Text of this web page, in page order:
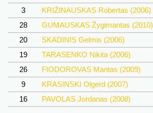
3
KRIŽINAUSKAS Robertas (2006)
28
GUMAUSKAS Žygimantas (2010)
20
SKADINIS Gelmis (2006)
19
TARASENKO Nikita (2006)
26
FIODOROVAS Mantas (2009)
9
KRASINSKI Olgerd (2007)
16
PAVOLAS Jordanas (2008)